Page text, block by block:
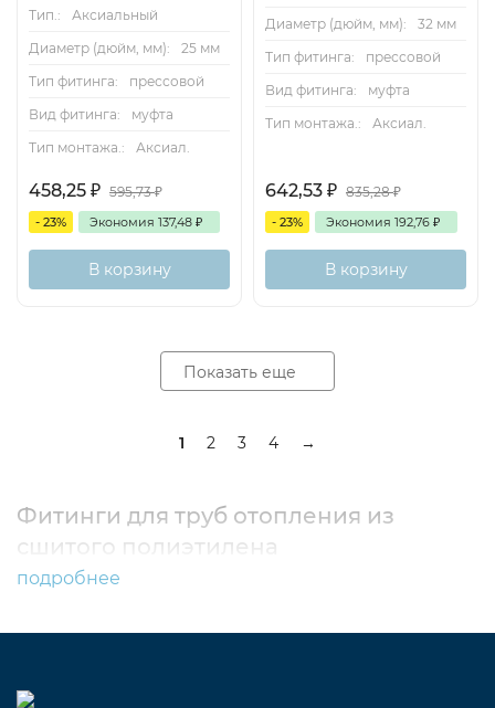
Тип.:
Аксиальный
Диаметр (дюйм, мм):
25 мм
Тип фитинга:
прессовой
Вид фитинга:
муфта
Тип монтажа.:
Аксиал.
458,25 ₽ 595,73₽
- 23% Экономия 137,48 ₽
В корзину
Диаметр (дюйм, мм):
32 мм
Тип фитинга:
прессовой
Вид фитинга:
муфта
Тип монтажа.:
Аксиал.
642,53 ₽ 835,28₽
- 23% Экономия 192,76 ₽
В корзину
Показать еще
1 2 3 4 →
Фитинги для труб отопления из
сшитого полиэтилена
подробнее